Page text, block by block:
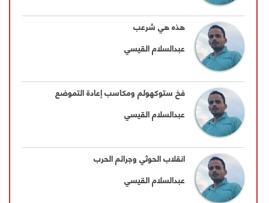
هذه هي شرعب
عبدالسلام القيسي
فخ ستوكهولم ومكاسب إعادة التموضع
عبدالسلام القيسي
انقلاب الحوثي وجرائم الحرب
عبدالسلام القيسي